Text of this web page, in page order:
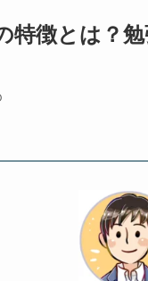
特徴とは？